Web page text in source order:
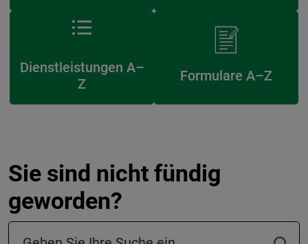
Dienstleistungen A–
Z
Formulare A–Z
Sie sind nicht fündig
geworden?
Suchfeld in der Fußzeile